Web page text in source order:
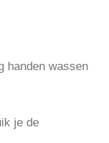
handen wassen
je de